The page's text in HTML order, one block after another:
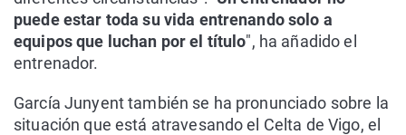
puede estar toda su vida entrenando solo a
equipos que luchan por el título", ha añadido el
entrenador.
García Junyent también se ha pronunciado sobre la
situación que está atravesando el Celta de Vigo, el